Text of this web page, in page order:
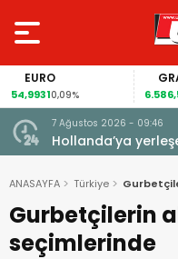
EURO
54,99310,09%
7 Ağustos 2026 - 09:46
ANASAYFA Türkiye
Gurbetçilerin
seçimlerinde